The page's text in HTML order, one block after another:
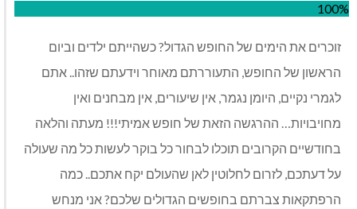
100%
זוכרים את הימים של החופש הגדול? כשהייתם ילדים וביום
הראשון של החופש, התעוררתם מאוחר וידעתם שזהו.. אתם
לגמרי נקיים, היומן נגמר, אין שיעורים, אין מבחנים ואין
מחויבויות… ההרגשה הזאת של חופש אמיתי!!! מעתה והלאה
בחודשיים הקרובים תוכלו לבחור כל בוקר לעשות כל מה שעולה
על דעתכם, לזרום לחלוטין לאן שהעולם יקח אתכם.. כמה
הרפתקאות צברתם בחופשים הגדולים שלכם? אני מנחש